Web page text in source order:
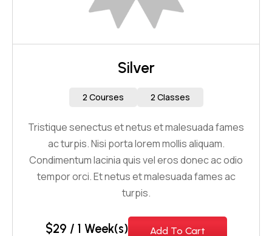
Silver
2 Courses 2 Classes
Tristique senectus et netus et malesuada fames
ac turpis. Nisi porta lorem mollis aliquam.
Condimentum lacinia quis vel eros donec ac odio
tempor orci. Et netus et malesuada fames ac
turpis.
$29 / 1 Week(s) Add To Cart